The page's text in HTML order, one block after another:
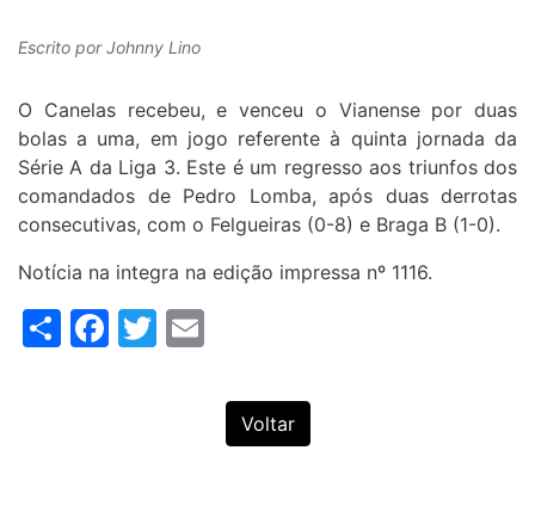
Escrito porJohnny Lino
O Canelas recebeu, e venceu o Vianense por duas
bolas a uma, em jogo referente à quinta jornada da
Série A da Liga 3. Este é um regresso aos triunfos dos
comandados de Pedro Lomba, após duas derrotas
consecutivas, com o Felgueiras (0-8) e Braga B (1-0).
Notícia na integra na edição impressa nº 1116.
ShareFacebook
Twitter
Voltar